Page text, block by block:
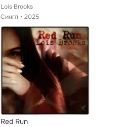
Lois Brooks
Сингл
2025
Red Run